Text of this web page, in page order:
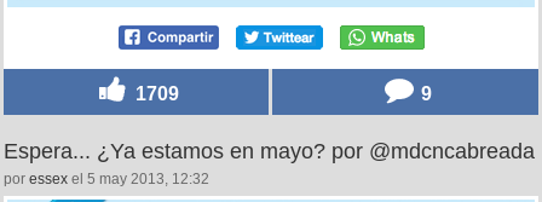
1709 9
Espera... ¿Ya estamos en mayo? por @mdcncabreada
por essex el 5 may 2013, 12:32